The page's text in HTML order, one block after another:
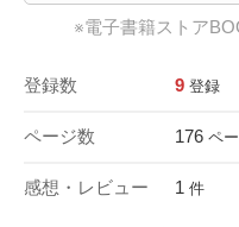
※電子書籍ストア
登録数 9 登録
ページ数 176 ペ
感想・レビュー 1 件